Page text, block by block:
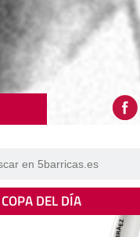
DEL DÍA